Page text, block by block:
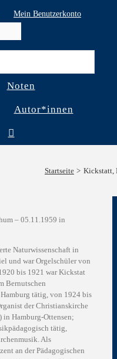
Mein Benutzerkonto
Noten
Autor*innen
Startseite Kickstatt,
– 05.11.1959 in
Naturwissenschaft in
und war Orgelschüler von
bis 1921 war Kickstat
Bernutschen
tätig, von 1924 bis
der Christianskirche
in Hamburg-Ottensen;
tätig,
Als
an der Pädagogischen